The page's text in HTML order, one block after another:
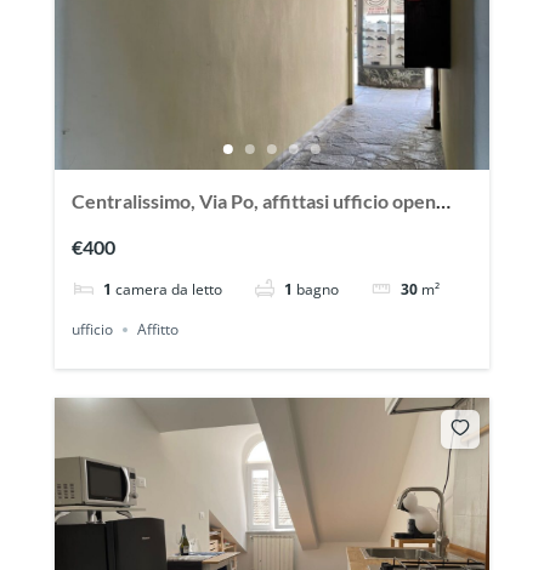
Centralissimo, Via Po, affittasi ufficio open
€400
1 camera da letto 1 bagno 30 m²
ufficio
Affitto